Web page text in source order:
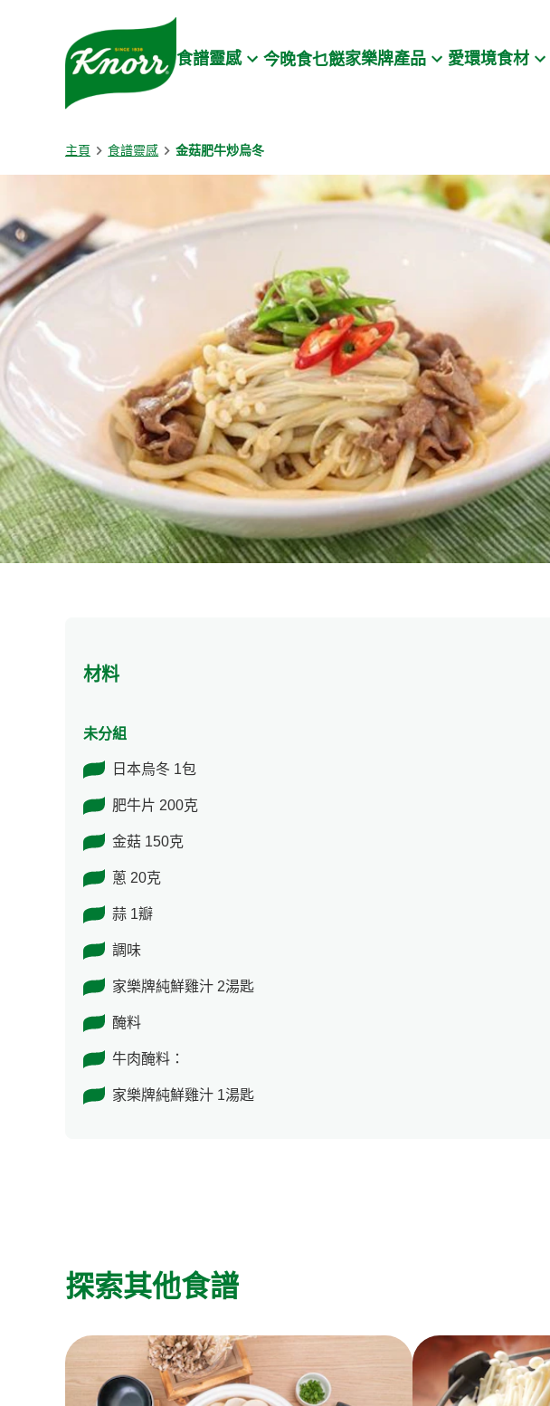
Skip to:
食譜靈感 今晚食乜餸家樂牌產品 愛環境食材
主頁 食譜靈感 金菇肥牛炒烏冬
材料
未分組
日本烏冬 1包
肥牛片 200克
金菇 150克
蔥 20克
蒜 1瓣
調味
家樂牌純鮮雞汁 2湯匙
醃料
牛肉醃料：
家樂牌純鮮雞汁 1湯匙
探索其他食譜